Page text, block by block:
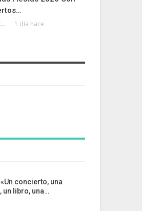
AL CABO DE LA CALLE 1 día hace
concierto, una
un libro, una…